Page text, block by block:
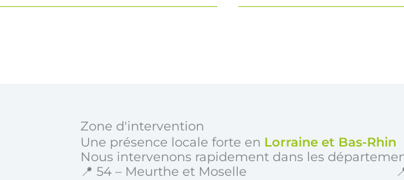
Zone d'intervention
Une présence locale forte en Lorraine et Bas-Rhin
Nous intervenons rapidement dans les
📍 54 – Meurthe et Moselle